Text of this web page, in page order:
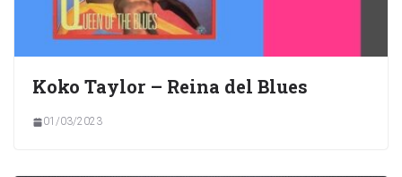
Koko Taylor – Reina del Blues
01/03/2023